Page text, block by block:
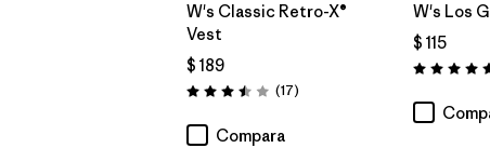
W's Classic Retro-X®
Vest
$ 189
Valoración: 3.5 / 5
(17Comentarios
)
Compara
W's Los
$ 115
Valoración: